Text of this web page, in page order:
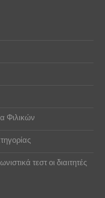
Φιλικών
τεστ οι διαιτητές